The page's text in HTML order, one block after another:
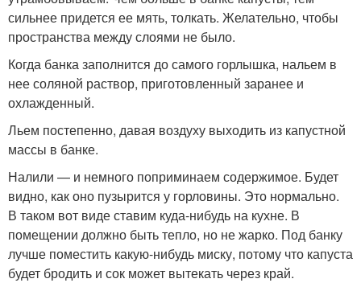
сильнее придется ее мять, толкать. Желательно, чтобы
пространства между слоями не было.
Когда банка заполнится до самого горлышка, нальем в
нее соляной раствор, приготовленный заранее и
охлажденный.
Льем постепенно, давая воздуху выходить из капустной
массы в банке.
Налили — и немного поприминаем содержимое. Будет
видно, как оно пузырится у горловины. Это нормально.
В таком вот виде ставим куда-нибудь на кухне. В
помещении должно быть тепло, но не жарко. Под банку
лучше поместить какую-нибудь миску, потому что капуста
будет бродить и сок может вытекать через край.